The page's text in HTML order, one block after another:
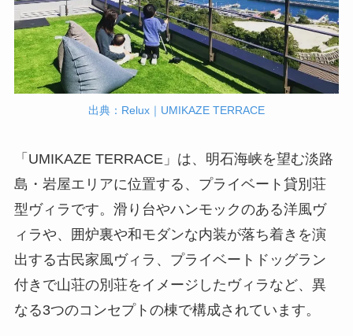
出典：Relux｜UMIKAZE TERRACE
「UMIKAZE TERRACE」は、明石海峡を望む淡路
島・岩屋エリアに位置する、プライベート貸別荘
型ヴィラです。滑り台やハンモックのある洋風ヴ
ィラや、囲炉裏や和モダンな内装が落ち着きを演
出する古民家風ヴィラ、プライベートドッグラン
付きで山荘の別荘をイメージしたヴィラなど、異
なる3つのコンセプトの棟で構成されています。